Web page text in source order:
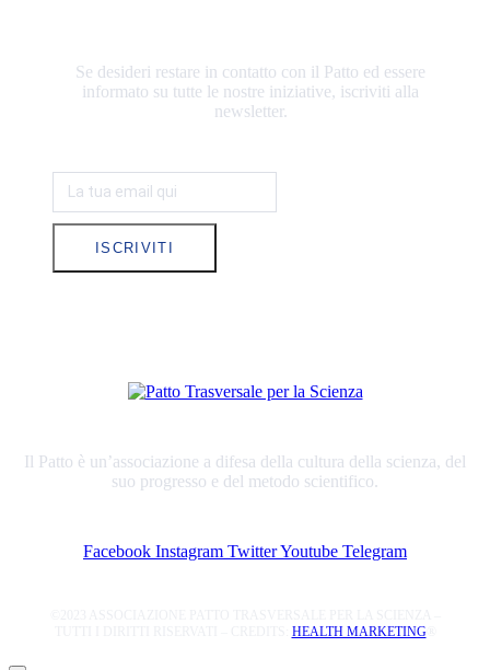
Se desideri restare in contatto con il Patto ed essere
informato su tutte le nostre iniziative, iscriviti alla
newsletter.
ISCRIVITI
Il Patto è un’associazione a difesa della cultura della scienza, del
suo progresso e del metodo scientifico.
Facebook Instagram TwitterYoutube Telegram
HEALTH MARKETING®